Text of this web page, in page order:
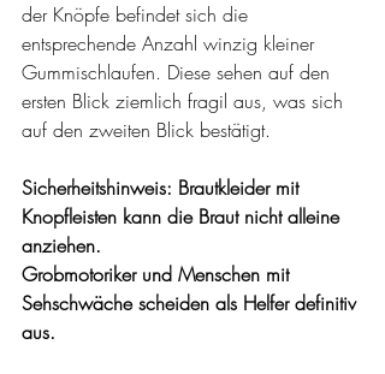
der Knöpfe befindet sich die
entsprechende Anzahl winzig kleiner
Gummischlaufen. Diese sehen auf den
ersten Blick ziemlich fragil aus, was sich
auf den zweiten Blick bestätigt.
Sicherheitshinweis: Brautkleider mit
Knopfleisten kann die Braut nicht alleine
anziehen.
Grobmotoriker und Menschen mit
Sehschwäche scheiden als Helfer definitiv
aus.